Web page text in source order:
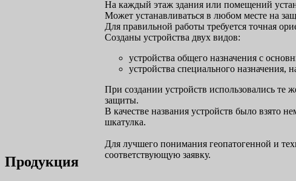
Продукция
На каждый этаж здания или помещений
Может устанавливаться в любом месте на
Для правильной работы требуется точная
Созданы устройства двух видов:
устройства общего назначения с
устройства специального
При создании устройств использовались те
защиты.
В качестве названия устройств было взято
шкатулка.
Для лучшего понимания геопатогенной и
соответствующую заявку.